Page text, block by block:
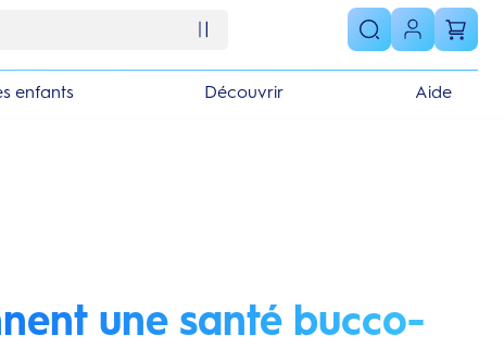
enfants Découvrir Aide
une santé bucco-